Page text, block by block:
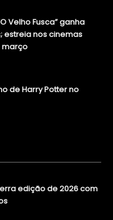
Velho Fusca” ganha
estreia nos cinemas
março
de Harry Potter no
edição de 2026 com